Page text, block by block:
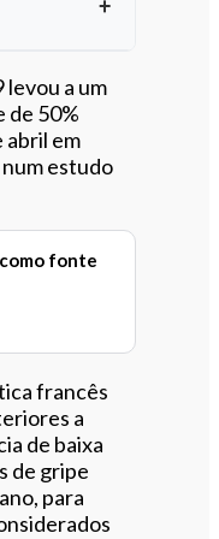
levou a um
de 50%
abril em
estudo
fonte
francês
a
de baixa
de gripe
para